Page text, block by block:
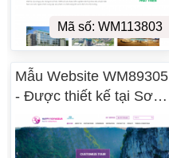
Mã số: WM113803
Mẫu Website WM89305
- Được thiết kế tại Sơn